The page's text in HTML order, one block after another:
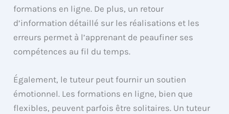
formations en ligne. De plus, un retour
d’information détaillé sur les réalisations et les
erreurs permet à l’apprenant de peaufiner ses
compétences au fil du temps.
Également, le tuteur peut fournir un soutien
émotionnel. Les formations en ligne, bien que
flexibles, peuvent parfois être solitaires. Un tuteur